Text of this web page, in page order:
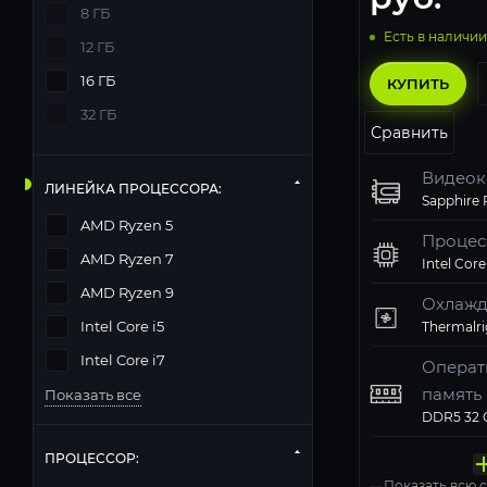
Есть в наличии
КУПИТЬ
Сравнить
Intel
память
Windows
8 ГБ
12 ГБ
16 ГБ
32 ГБ
ЛИНЕЙКА ПРОЦЕССОРА:
AMD Ryzen 5
AMD Ryzen 7
AMD Ryzen 9
Intel Core i5
Intel Core i7
Показать все
ПРОЦЕССОР: